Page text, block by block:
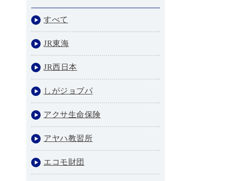
すべて
JR東海
JR西日本
しがジョブパ
アクサ生命保険
アヤハ教習所
エコモ財団